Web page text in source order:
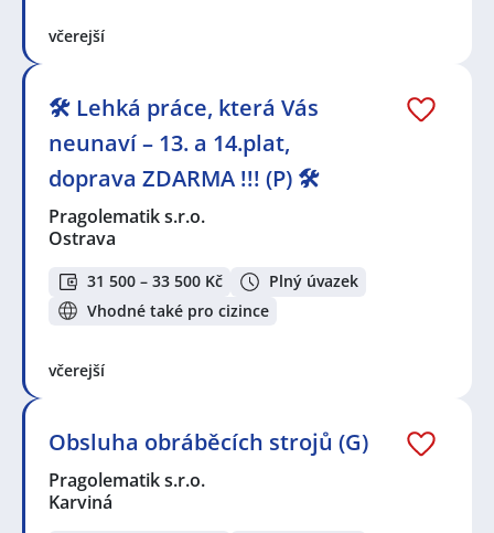
včerejší
🛠️ Lehká práce, která Vás
neunaví – 13. a 14.plat,
doprava ZDARMA !!! (P) 🛠️
Pragolematik s.r.o.
Ostrava
31 500 – 33 500 Kč
Plný úvazek
Vhodné také pro cizince
včerejší
Obsluha obráběcích strojů (G)
Pragolematik s.r.o.
Karviná